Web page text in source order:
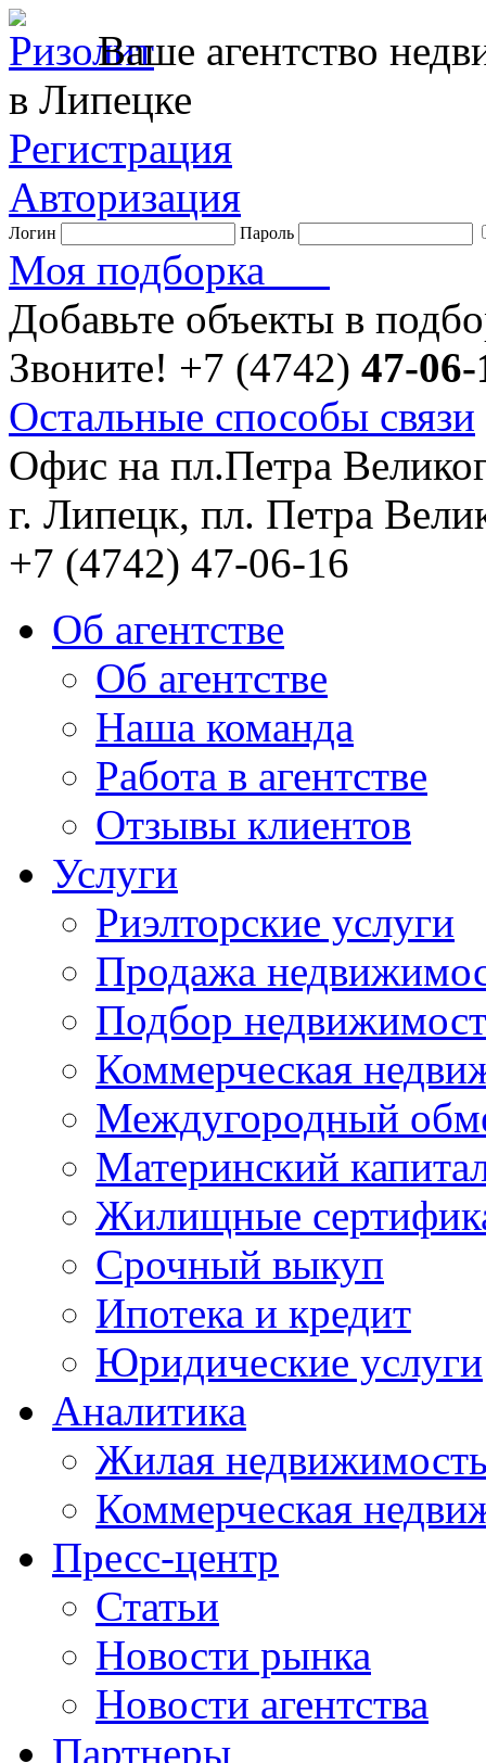
Ваше агентство
в Липецке
Регистрация
Авторизация
Логин Пароль
Моя подборка
Добавьте объекты в
Звоните! +7 (4742) 47-06-
Остальные способы связи
Офис на пл.Петра
г. Липецк, пл. Петра
+7 (4742) 47-06-16
Об агентстве
Об агентстве
Наша команда
Работа в агентстве
Отзывы клиентов
Услуги
Риэлторские услуги
Продажа
Подбор
Коммерческая
Междугородный
Материнский
Жилищные
Срочный выкуп
Ипотека и кредит
Юридические услуги
Аналитика
Жилая
Коммерческая
Пресс-центр
Статьи
Новости рынка
Новости агентства
Партнеры